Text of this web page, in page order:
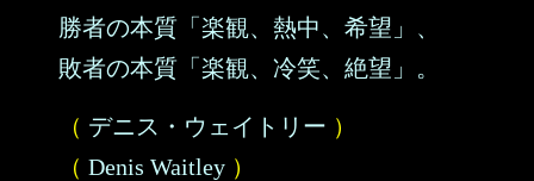
勝者の本質「楽観、熱中、希望」、
敗者の本質「楽観、冷笑、絶望」。
（ デニス・ウェイトリー ）
（ Denis Waitley ）